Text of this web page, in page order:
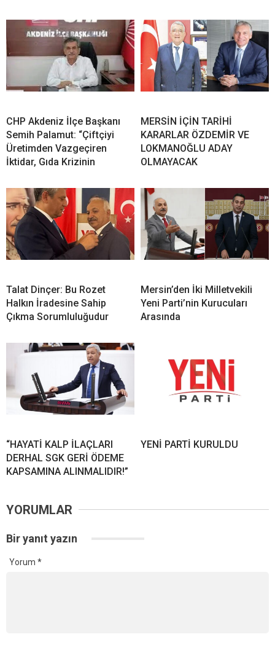
CHP Akdeniz İlçe Başkanı
Semih Palamut: “Çiftçiyi
Üretimden Vazgeçiren
İktidar, Gıda Krizinin
MERSİN İÇİN TARİHİ
KARARLAR ÖZDEMİR VE
LOKMANOĞLU ADAY
OLMAYACAK
Talat Dinçer: Bu Rozet
Halkın İradesine Sahip
Çıkma Sorumluluğudur
Mersin’den İki Milletvekili
Yeni Parti’nin Kurucuları
Arasında
“HAYATİ KALP İLAÇLARI
DERHAL SGK GERİ ÖDEME
KAPSAMINA ALINMALIDIR!”
YENİ PARTİ KURULDU
YORUMLAR
Bir yanıt yazın
Yorum *